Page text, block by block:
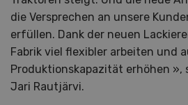
die Versprechen an unsere
erfüllen. Dank der neuen
Fabrik viel flexibler arbeiten und
Produktionskapazität erhöhen
Jari Rautjärvi.